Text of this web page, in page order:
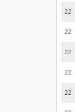
22
22
22
22
22